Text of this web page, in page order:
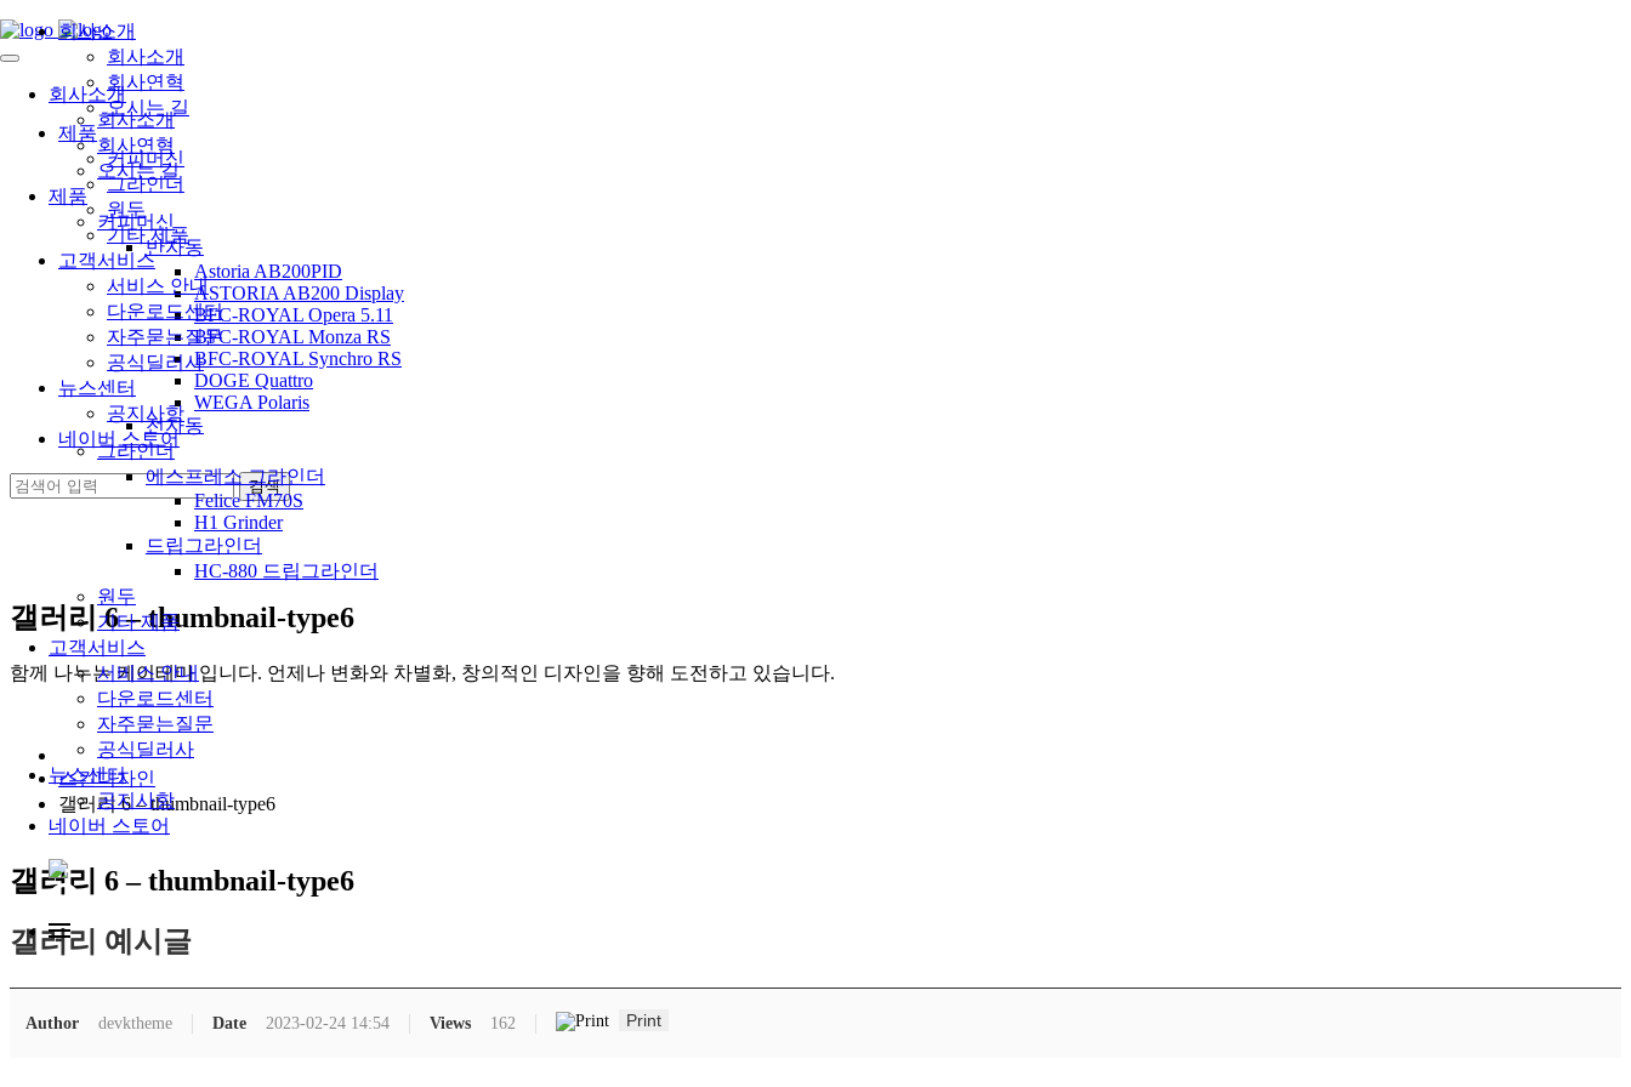
회사소개
회사소개
회사연혁
오시는 길
제품
커피머신
반자동
Astoria AB200PID
ASTORIA AB200 Display
BFC-ROYAL Opera 5.11
BFC-ROYAL Monza RS
BFC-ROYAL Synchro RS
DOGE Quattro
WEGA Polaris
전자동
그라인더
에스프레소 그라인더
Felice FM70S
H1 Grinder
드립그라인더
HC-880 드립그라인더
원두
기타 제품
고객서비스
서비스 안내
다운로드센터
자주묻는질문
공식딜러사
뉴스센터
공지사항
네이버 스토어
회사소개
회사소개
회사연혁
오시는 길
제품
커피머신
그라인더
원두
기타 제품
고객서비스
서비스 안내
다운로드센터
자주묻는질문
공식딜러사
뉴스센터
공지사항
네이버 스토어
갤러리 6 – thumbnail-type6
함께 나누는 케이테마 입니다. 언제나 변화와 차별화, 창의적인 디자인을 향해 도전하고 있습니다.
스킨디자인
갤러리 6 – thumbnail-type6
갤러리 6 – thumbnail-type6
갤러리 예시글
Author devktheme Date 2023-02-24 14:54 Views 162 Print